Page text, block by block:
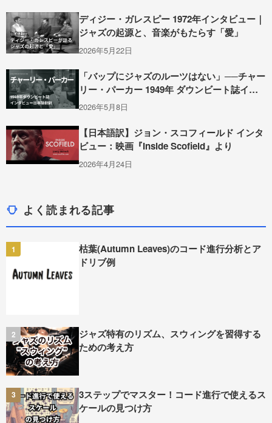
ディジー・ガレスピー 1972年インタビュー｜
ジャズの起源と、音楽がもたらす「愛」
2026年5月22日
「バップにジャズのルーツはない」──チャー
リー・パーカー 1949年 ダウンビート誌イン
タビュー全訳
2026年5月8日
【日本語訳】ジョン・スコフィールド インタ
ビュー：映画『Inside Scofield』より
2026年4月24日
よく読まれる記事
1
枯葉(Autumn Leaves)のコード進行分析とア
ドリブ例
2
ジャズ特有のリズム、スウィングを習得する
ための考え方
3
3ステップでマスター！コード進行で使えるス
ケールの見つけ方